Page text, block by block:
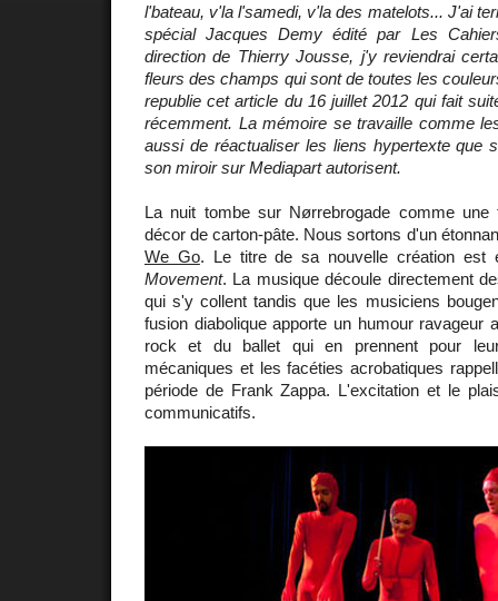
l'bateau, v'la l'samedi, v'la des matelots... J'ai
spécial Jacques Demy édité par Les
direction de Thierry Jousse, j'y reviendrai
fleurs des champs qui sont de toutes les
republie cet article du 16 juillet 2012 qui fait
récemment. La mémoire se travaille comme
aussi de réactualiser les liens hypertexte que
son miroir sur Mediapart autorisent.
La nuit tombe sur Nørrebrogade comme une
décor de carton-pâte. Nous sortons d'un
We Go. Le titre de sa nouvelle création est
Movement. La musique découle directement
qui s'y collent tandis que les musiciens
fusion diabolique apporte un humour ravageur
rock et du ballet qui en prennent pour
mécaniques et les facéties acrobatiques
période de Frank Zappa. L'excitation et le
communicatifs.